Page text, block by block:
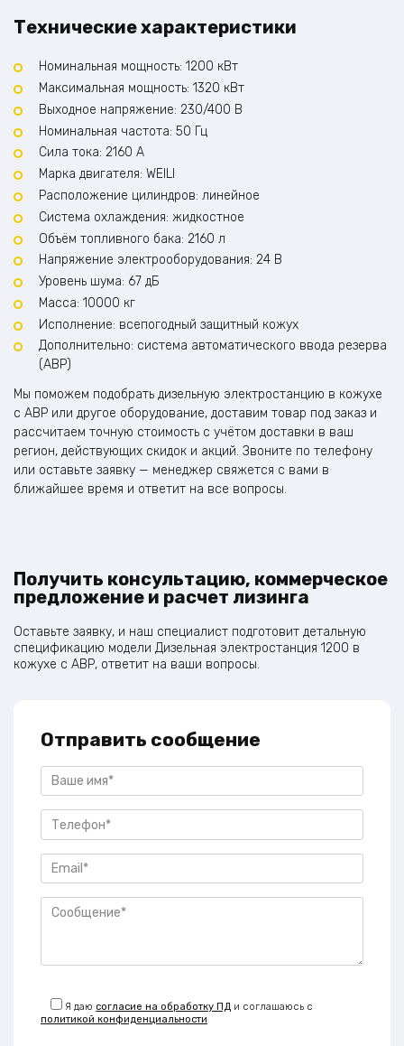
Технические характеристики
Номинальная мощность: 1200 кВт
Максимальная мощность: 1320 кВт
Выходное напряжение: 230/400 В
Номинальная частота: 50 Гц
Сила тока: 2160 А
Марка двигателя: WEILI
Расположение цилиндров: линейное
Система охлаждения: жидкостное
Объём топливного бака: 2160 л
Напряжение электрооборудования: 24 В
Уровень шума: 67 дБ
Масса: 10000 кг
Исполнение: всепогодный защитный кожух
Дополнительно: система автоматического ввода резерва
(АВР)
Мы поможем подобрать дизельную электростанцию в кожухе
с АВР или другое оборудование, доставим товар под заказ и
рассчитаем точную стоимость с учётом доставки в ваш
регион, действующих скидок и акций. Звоните по телефону
или оставьте заявку — менеджер свяжется с вами в
ближайшее время и ответит на все вопросы.
Получить консультацию, коммерческое
предложение и расчет лизинга
Оставьте заявку, и наш специалист подготовит детальную
спецификацию модели Дизельная электростанция 1200 в
кожухе с АВР, ответит на ваши вопросы.
Отправить сообщение
Я даюсогласие на обработку ПД и соглашаюсь с
политикой конфиденциальности